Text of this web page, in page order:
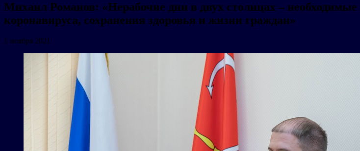
Михаил Романов: «Нерабочие дни в двух столицах –
коронавируса, сохранения здоровья и жизни граждан»
1 ноября 2021